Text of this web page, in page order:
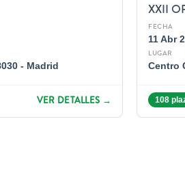
- Madrid
VER DETALLES →
XXII
FECHA
11 Abr
LUGAR
Centro
108